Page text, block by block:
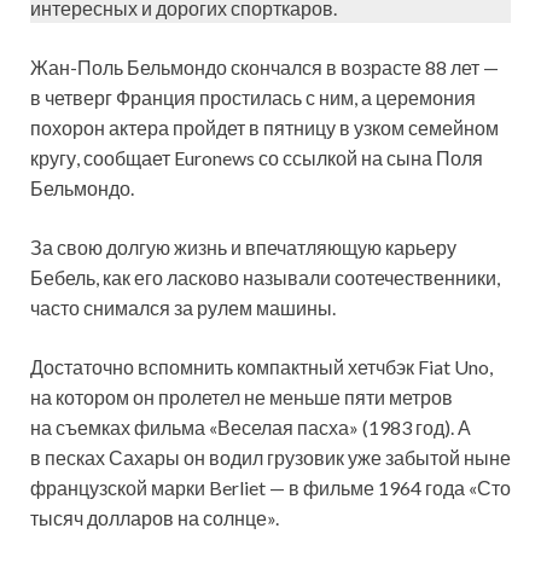
интересных и дорогих спорткаров.
Жан-Поль Бельмондо скончался в возрасте 88 лет —
в четверг Франция простилась с ним, а церемония
похорон актера пройдет в пятницу в узком семейном
кругу, сообщает Euronews со ссылкой на сына Поля
Бельмондо.
За свою долгую жизнь и впечатляющую карьеру
Бебель, как его ласково называли соотечественники,
часто снимался за рулем машины.
Достаточно вспомнить компактный хетчбэк Fiat Uno,
на котором он пролетел не меньше пяти метров
на съемках фильма «Веселая пасха» (1983 год). А
в песках Сахары он водил грузовик уже забытой ныне
французской марки Berliet — в фильме 1964 года «Сто
тысяч долларов на солнце».